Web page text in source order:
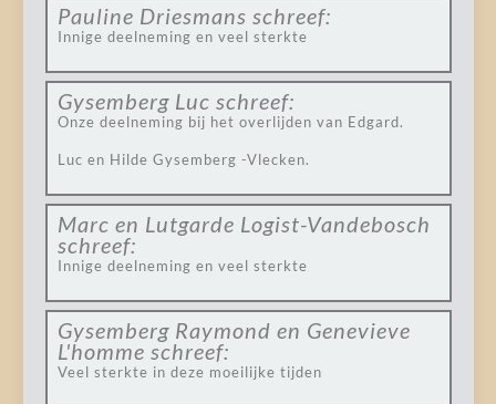
Pauline Driesmans schreef:
Innige deelneming en veel sterkte
Gysemberg Luc schreef:
Onze deelneming bij het overlijden van Edgard.
Luc en Hilde Gysemberg -Vlecken.
Marc en Lutgarde Logist-Vandebosch
schreef:
Innige deelneming en veel sterkte
Gysemberg Raymond en Genevieve
L'homme schreef:
Veel sterkte in deze moeilijke tijden